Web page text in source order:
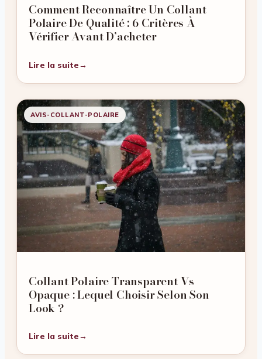
Comment Reconnaître Un Collant
Polaire De Qualité : 6 Critères À
Vérifier Avant D’acheter
Lire la suite→
AVIS-COLLANT-POLAIRE
Collant Polaire Transparent Vs
Opaque : Lequel Choisir Selon Son
Look ?
Lire la suite→